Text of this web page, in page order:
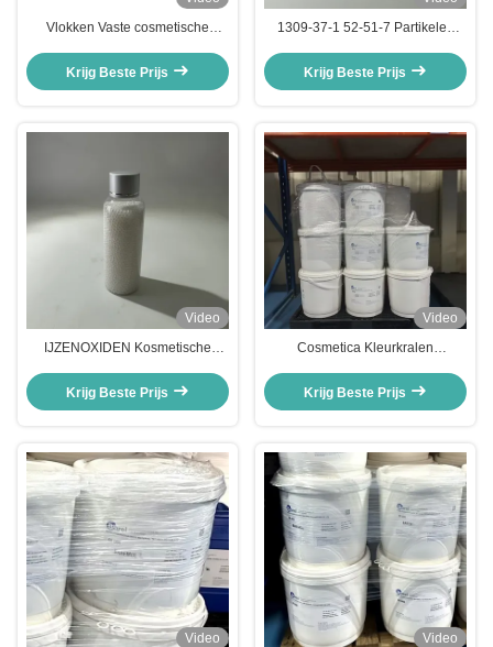
Vlokken Vaste cosmetische
CAS 73049-73-7
Krijg Beste Prijs
1309-37-1 52-51-7 Partikelen
Kleurde cosmetische kralen
Krijg Beste Prijs
Video
IJZENOXIDEN Kosmetische
huidverzorgingsdeeltjes
Krijg Beste Prijs
Video
Cosmetica Kleurkralen
CAS 56-81-5 73049-73-7
Krijg Beste Prijs
Video
Video